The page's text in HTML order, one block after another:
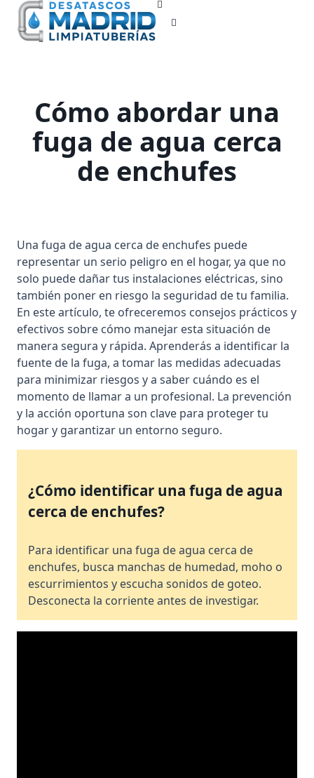
Skip
content
Cómo abordar una
fuga de agua cerca
de enchufes
Una fuga de agua cerca de enchufes puede
representar un serio peligro en el hogar, ya que no
solo puede dañar tus instalaciones eléctricas, sino
también poner en riesgo la seguridad de tu familia.
En este artículo, te ofreceremos consejos prácticos y
efectivos sobre cómo manejar esta situación de
manera segura y rápida. Aprenderás a identificar la
fuente de la fuga, a tomar las medidas adecuadas
para minimizar riesgos y a saber cuándo es el
momento de llamar a un profesional. La prevención
y la acción oportuna son clave para proteger tu
hogar y garantizar un entorno seguro.
¿Cómo identificar una fuga de agua
cerca de enchufes?
Para identificar una fuga de agua cerca de
enchufes, busca manchas de humedad, moho o
escurrimientos y escucha sonidos de goteo.
Desconecta la corriente antes de investigar.